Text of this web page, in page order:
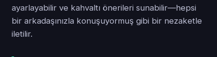
ayarlayabilir ve kahvaltı önerileri sunabilir—hepsi
bir arkadaşınızla konuşuyormuş gibi bir nezaketle
iletilir.